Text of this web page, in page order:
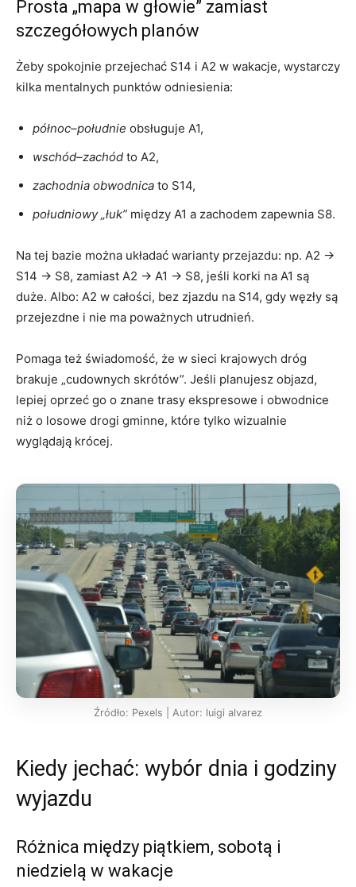
Prosta „mapa w głowie” zamiast
szczegółowych planów
Żeby spokojnie przejechać S14 i A2 w wakacje, wystarczy
kilka mentalnych punktów odniesienia:
północ–południe obsługuje A1,
wschód–zachód to A2,
zachodnia obwodnica to S14,
południowy „łuk” między A1 a zachodem zapewnia S8.
Na tej bazie można układać warianty przejazdu: np. A2 →
S14 → S8, zamiast A2 → A1 → S8, jeśli korki na A1 są
duże. Albo: A2 w całości, bez zjazdu na S14, gdy węzły są
przejezdne i nie ma poważnych utrudnień.
Pomaga też świadomość, że w sieci krajowych dróg
brakuje „cudownych skrótów”. Jeśli planujesz objazd,
lepiej oprzeć go o znane trasy ekspresowe i obwodnice
niż o losowe drogi gminne, które tylko wizualnie
wyglądają krócej.
Źródło: Pexels | Autor: luigi alvarez
Kiedy jechać: wybór dnia i godziny
wyjazdu
Różnica między piątkiem, sobotą i
niedzielą w wakacje